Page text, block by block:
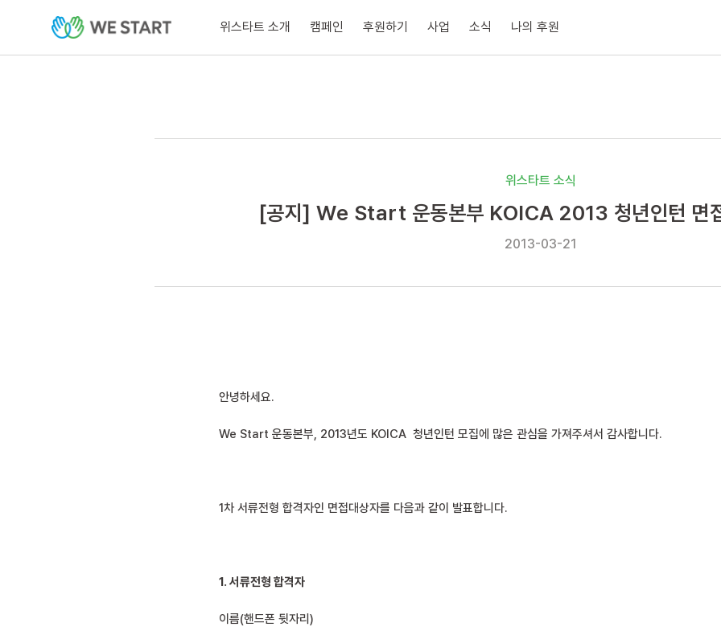
위스타트 소개 캠페인 후원하기 사업 소식 나의 후원
위스타트 소식
[공지] We Start 운동본부 KOICA 2013 청년인턴 면
2013-03-21
안녕하세요.
We Start 운동본부, 2013년도 KOICA 청년인턴 모집에 많은 관심을 가져주셔서 감사합니다.
1차 서류전형 합격자인 면접대상자를 다음과 같이 발표합니다.
1. 서류전형 합격자
이름(핸드폰 뒷자리)